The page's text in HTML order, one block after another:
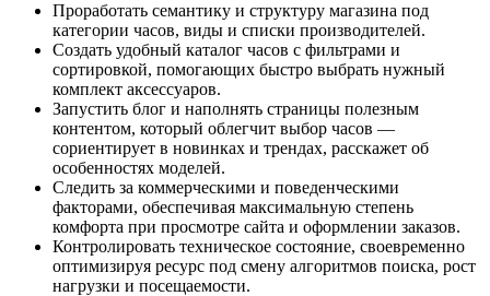
Проработать семантику и структуру магазина под
категории часов, виды и списки производителей.
Создать удобный каталог часов с фильтрами и
сортировкой, помогающих быстро выбрать нужный
комплект аксессуаров.
Запустить блог и наполнять страницы полезным
контентом, который облегчит выбор часов —
сориентирует в новинках и трендах, расскажет об
особенностях моделей.
Следить за коммерческими и поведенческими
факторами, обеспечивая максимальную степень
комфорта при просмотре сайта и оформлении заказов.
Контролировать техническое состояние, своевременно
оптимизируя ресурс под смену алгоритмов поиска, рост
нагрузки и посещаемости.